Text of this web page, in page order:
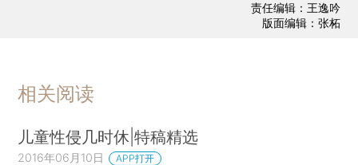
责任编辑：王逸吟
版面编辑：张柘
相关阅读
儿童性侵几时休|特稿精选
2016年06月10日 APP打开